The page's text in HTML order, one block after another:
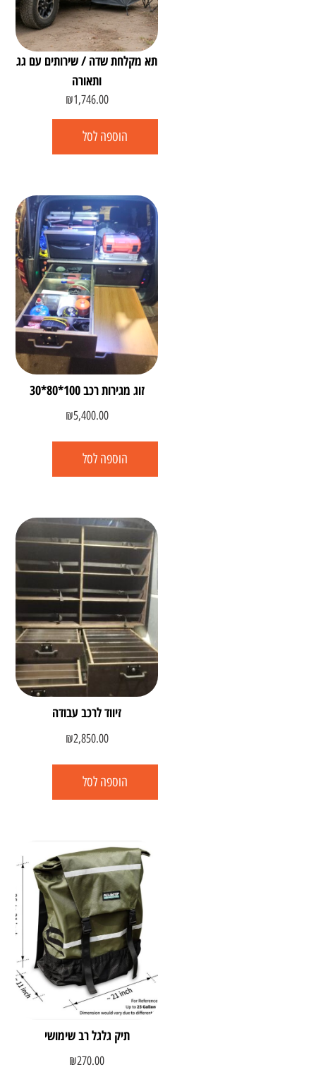
תא מקלחת שדה / שירותים עם גג
ותאורה
₪1,746.00
הוספה לסל
זוג מגירות רכב 100*80*30
₪5,400.00
הוספה לסל
זיווד לרכב עבודה
₪2,850.00
הוספה לסל
תיק גלגל רב שימושי
₪270.00